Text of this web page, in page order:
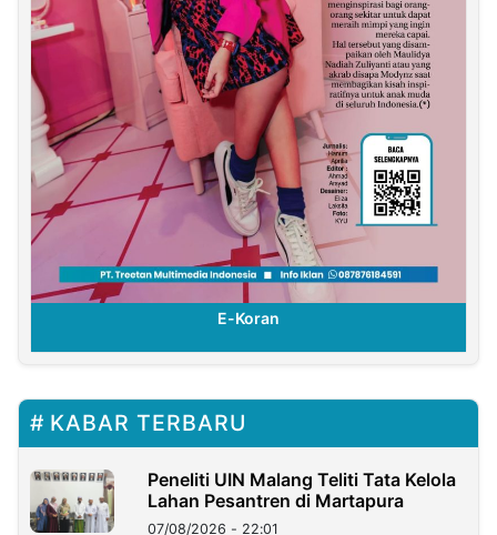
E-Koran
KABAR TERBARU
Peneliti UIN Malang Teliti Tata Kelola
Lahan Pesantren di Martapura
07/08/2026 - 22:01